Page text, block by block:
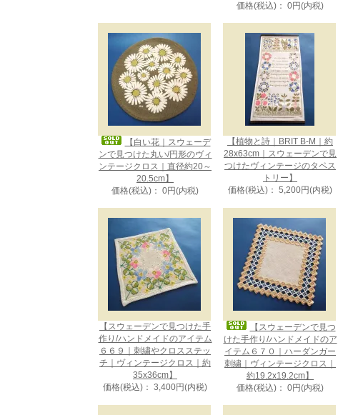
価格(税込)： 0円(内税)
【白い花｜スウェーデ
ンで見つけた丸い/円形のヴィ
ンテージクロス｜直径約20～
20.5cm】
価格(税込)： 0円(内税)
【植物と詩｜BRIT B-M｜約
28x63cm｜スウェーデンで見
つけたヴィンテージのタペス
トリー】
価格(税込)： 5,200円(内税)
【スウェーデンで見つけた手
作り/ハンドメイドのアイテム
６６９｜刺繍やクロスステッ
チ｜ヴィンテージクロス｜約
35x36cm】
価格(税込)： 3,400円(内税)
【スウェーデンで見つ
けた手作り/ハンドメイドのア
イテム６７０｜ハーダンガー
刺繍｜ヴィンテージクロス｜
約19.2x19.2cm】
価格(税込)： 0円(内税)